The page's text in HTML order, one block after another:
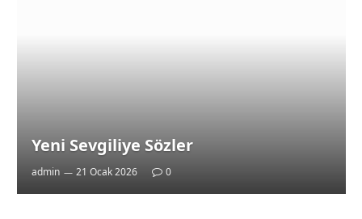
Yeni Sevgiliye Sözler
admin 21 Ocak 2026 0